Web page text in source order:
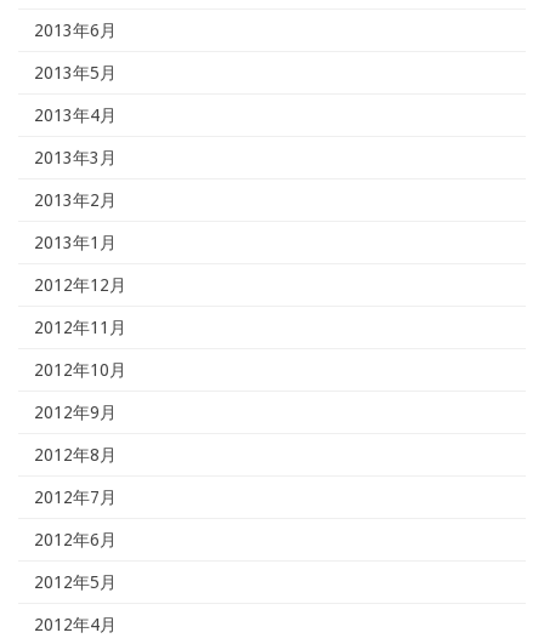
2013年6月
2013年5月
2013年4月
2013年3月
2013年2月
2013年1月
2012年12月
2012年11月
2012年10月
2012年9月
2012年8月
2012年7月
2012年6月
2012年5月
2012年4月